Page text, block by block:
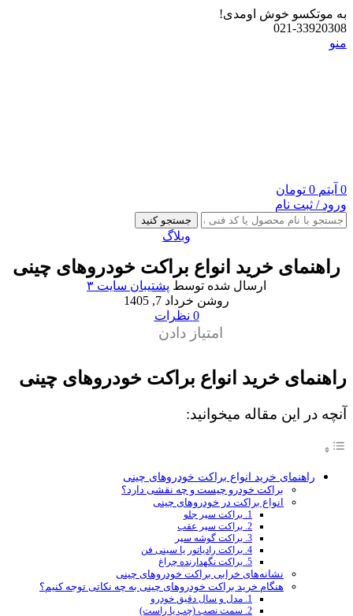
به موتکسو خوش اومدی!
021-33920308
منو
0 آیتم 0 تومان
ورود / ثبت نام
جستجو کنید
وبلاگ
راهنمای خرید انواع براکت خودروهای چینی
ارسال شده توسط پشتیبان سایت ۳
روشن خرداد 7, 1405
0 نظرات
امتیاز دادن
راهنمای خرید انواع براکت خودروهای چینی
آنچه در این مقاله میخوانید:
راهنمای خرید انواع براکت خودروهای چینی
براکت خودرو چیست و چه نقشی دارد؟
انواع براکت در خودروهای چینی
1. براکت سپر جلو
2. براکت سپر عقب
3. براکت گوشه سپر
4. براکت رادیاتور یا سینی فن
5. براکت نگهدارنده چراغ
نشانه‌های خرابی براکت خودروهای چینی
هنگام خرید براکت خودروهای چینی به چه نکاتی توجه کنیم؟
1. مدل و سال دقیق خودرو
2. سمت نصب (چپ یا راست)